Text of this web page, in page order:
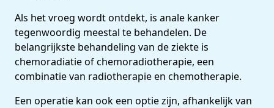
Als het vroeg wordt ontdekt, is anale kanker
tegenwoordig meestal te behandelen. De
belangrijkste behandeling van de ziekte is
chemoradiatie of chemoradiotherapie, een
combinatie van radiotherapie en chemotherapie.
Een operatie kan ook een optie zijn, afhankelijk van